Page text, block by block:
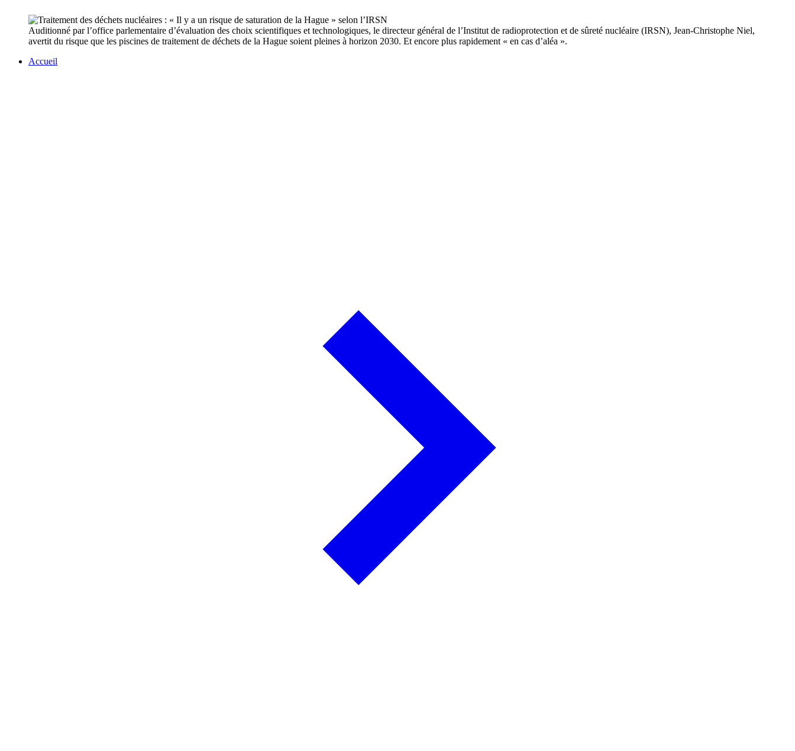
Auditionné par l’office parlementaire d’évaluation des choix scientifiques et technologiques, le directeur général de l’Institut de radioprotection et de sûreté nucléaire (IRSN), Jean-Christophe Niel,
avertit du risque que les piscines de traitement de déchets de la Hague soient pleines à horizon 2030. Et encore plus rapidement « en cas d’aléa ».
Accueil